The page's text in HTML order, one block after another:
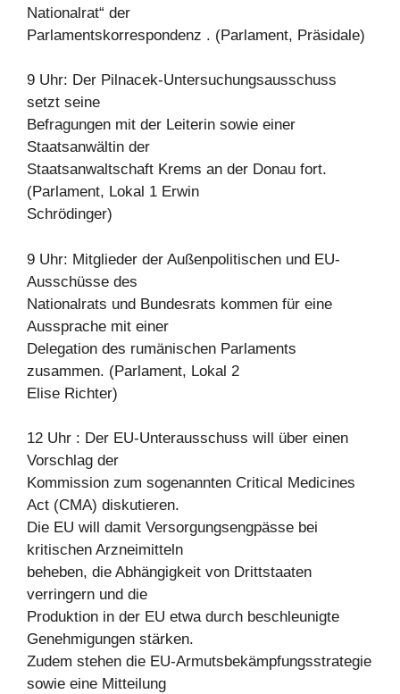
Nationalrat“ der
Parlamentskorrespondenz . (Parlament, Präsidale)
9 Uhr: Der Pilnacek-Untersuchungsausschuss
setzt seine
Befragungen mit der Leiterin sowie einer
Staatsanwältin der
Staatsanwaltschaft Krems an der Donau fort.
(Parlament, Lokal 1 Erwin
Schrödinger)
9 Uhr: Mitglieder der Außenpolitischen und EU-
Ausschüsse des
Nationalrats und Bundesrats kommen für eine
Aussprache mit einer
Delegation des rumänischen Parlaments
zusammen. (Parlament, Lokal 2
Elise Richter)
12 Uhr : Der EU-Unterausschuss will über einen
Vorschlag der
Kommission zum sogenannten Critical Medicines
Act (CMA) diskutieren.
Die EU will damit Versorgungsengpässe bei
kritischen Arzneimitteln
beheben, die Abhängigkeit von Drittstaaten
verringern und die
Produktion in der EU etwa durch beschleunigte
Genehmigungen stärken.
Zudem stehen die EU-Armutsbekämpfungsstrategie
sowie eine Mitteilung